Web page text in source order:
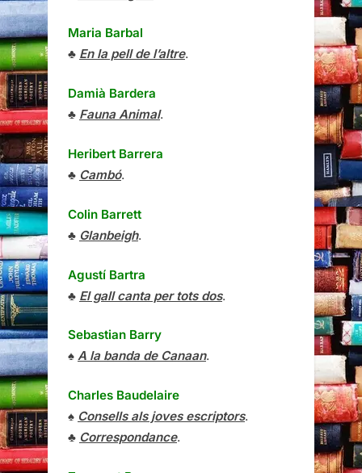
Maria Barbal
♣ En la pell de l’altre.
Damià Bardera
♣ Fauna Animal.
Heribert Barrera
♣ Cambó.
Colin Barrett
♣ Glanbeigh.
Agustí Bartra
♣ El gall canta per tots dos.
Sebastian Barry
♠ A la banda de Canaan.
Charles Baudelaire
♠ Consells als joves escriptors.
♣ Correspondance.